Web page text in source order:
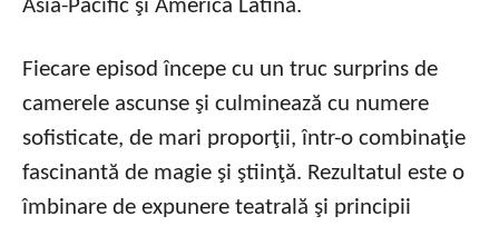
Asia-Pacific şi America Latină.
Fiecare episod începe cu un truc surprins de
camerele ascunse şi culminează cu numere
sofisticate, de mari proporţii, într-o combinaţie
fascinantă de magie şi ştiinţă. Rezultatul este o
îmbinare de expunere teatrală şi principii